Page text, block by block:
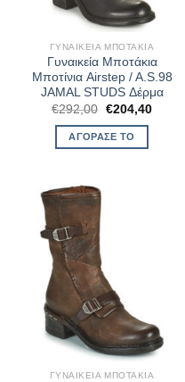
ΓΥΝΑΙΚΕΊΑ ΜΠΟΤΆΚΙΑ
Γυναικεία Μποτάκια
Μποτίνια Airstep / A.S.98
JAMAL STUDS Δέρμα
€292,00 Original
was:
€292,00.
€204,40Η
ΑΓΌΡΑΣΈ ΤΟ
ΓΥΝΑΙΚΕΊΑ ΜΠΟΤΆΚΙΑ